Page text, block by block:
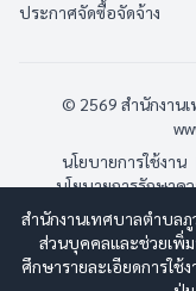
ประกาศจัดซื้อจัดจ้าง
© 2569 สำนักงาน
นโยบายการใช้งาน
นโยบายการรักษาค
ออนไลน์:4
สำนักงานเทศบาลตำบลภู
ส่วนบุคคลและช่วยเพิ่ม
ศึกษารายละเอียดการใช้